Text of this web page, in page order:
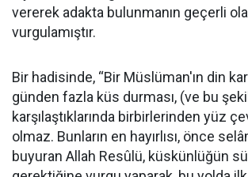
vererek adakta bulunmanın geçerli
vurgulamıştır.
Bir hadisinde, “Bir Müslüman'ın din
günden fazla küs durması, (ve bu
karşılaştıklarında birbirlerinden yüz
olmaz. Bunların en hayırlısı, önce
buyuran Allah Resûlü, küskünlüğün